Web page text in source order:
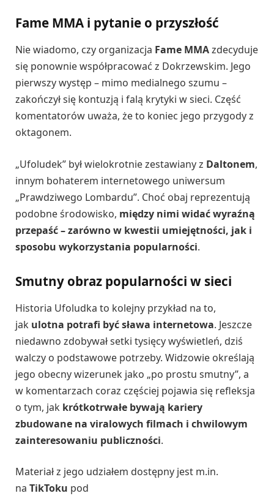
Fame MMA i pytanie o przyszłość
Nie wiadomo, czy organizacja Fame MMAzdecyduje
się ponownie współpracować z Dokrzewskim. Jego
pierwszy występ – mimo medialnego szumu –
zakończył się kontuzją i falą krytyki w sieci. Część
komentatorów uważa, że to koniec jego przygody z
oktagonem.
„Ufoludek” był wielokrotnie zestawiany z Daltonem,
innym bohaterem internetowego uniwersum
„Prawdziwego Lombardu”. Choć obaj reprezentują
podobne środowisko, między nimi widać wyraźną
przepaść – zarówno w kwestii umiejętności, jak i
sposobu wykorzystania popularności.
Smutny obraz popularności w sieci
Historia Ufoludka to kolejny przykład na to,
jak ulotna potrafi być sława internetowa. Jeszcze
niedawno zdobywał setki tysięcy wyświetleń, dziś
walczy o podstawowe potrzeby. Widzowie określają
jego obecny wizerunek jako „po prostu smutny”, a
w komentarzach coraz częściej pojawia się refleksja
o tym, jak krótkotrwałe bywają kariery
zbudowane na viralowych filmach i chwilowym
zainteresowaniu publiczności.
Materiał z jego udziałem dostępny jest m.in.
na TikToku pod